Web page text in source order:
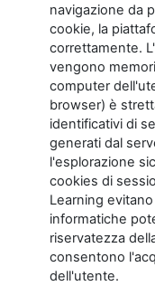
navigazione da
cookie, la
correttamente.
vengono
computer
browser) è
identificativi di
generati dal
l'esplorazione
cookies di
Learning
informatiche
riservatezza
consentono
dell'utente.